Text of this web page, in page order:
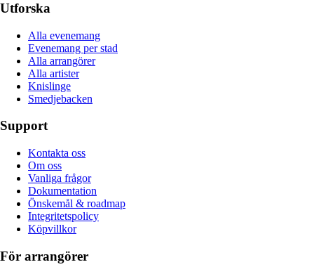
Utforska
Alla evenemang
Evenemang per stad
Alla arrangörer
Alla artister
Knislinge
Smedjebacken
Support
Kontakta oss
Om oss
Vanliga frågor
Dokumentation
Önskemål & roadmap
Integritetspolicy
Köpvillkor
För arrangörer